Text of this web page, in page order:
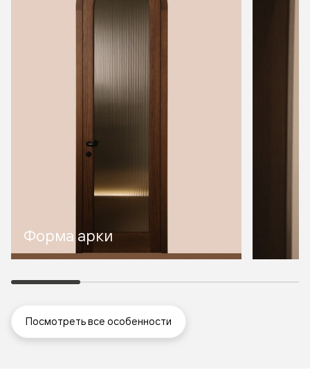
Форма арки
Посмотреть все особенности